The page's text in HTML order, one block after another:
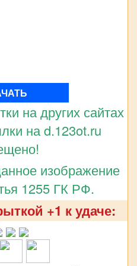
на других сайтах
на d.123ot.ru
изображение
1255 ГК РФ.
+1 к удаче: